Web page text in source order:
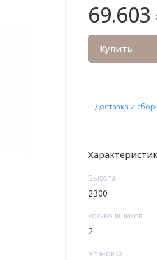
69.603
Купить
Доставка и
Высота
2300
кол-во ящиков
2
Упаковка